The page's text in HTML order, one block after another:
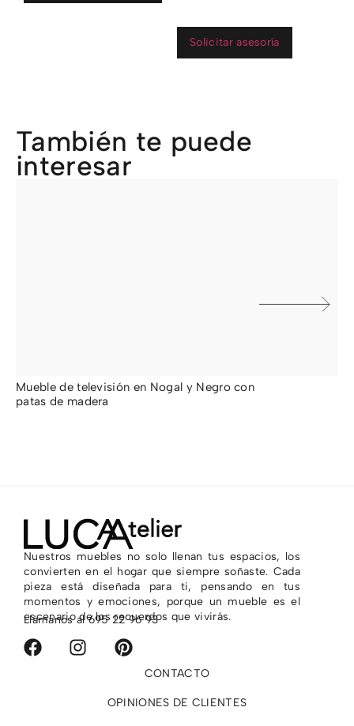
Solicitar asesoría
También te puede
interesar
Mueble de televisión en Nogal y Negro con
patas de madera
Nuestros muebles no solo llenan tus espacios, los
convierten en el hogar que siempre soñaste. Cada
pieza está diseñada para ti, pensando en tus
momentos y emociones, porque un mueble es el
escenario de los recuerdos que vivirás.
Llámanos al695 22 96 93
CONTACTO
OPINIONES DE CLIENTES